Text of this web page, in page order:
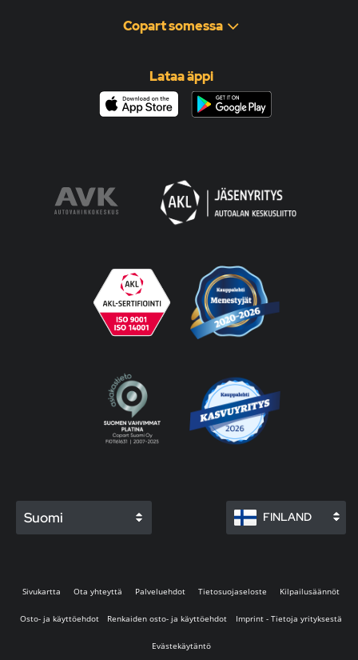
Copart somessa
Lataa äppi
Suomi FINLAND
Sivukartta Ota yhteyttä Palveluehdot Tietosuojaseloste Kilpailusäännöt
Osto- ja käyttöehdot Renkaiden osto- ja käyttöehdot Imprint - Tietoja yrityksestä
Evästekäytäntö